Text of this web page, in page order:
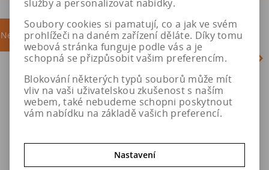
Nejprodávanější akce
Sleva
0 %
Akce
služby a personalizovat nabídky.
Soubory cookies si pamatují, co a jak ve svém
prohlížeči na daném zařízení děláte. Díky tomu
webová stránka funguje podle vás a je
schopná se přizpůsobit vašim preferencím.
Blokování některých typů souborů může mít
vliv na vaši uživatelskou zkušenost s naším
webem, také nebudeme schopni poskytnout
vám nabídku na základě vašich preferencí.
Nastavení